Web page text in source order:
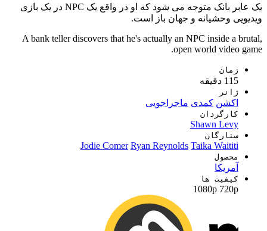
یک عابر بانک متوجه می شود که او در واقع یک NPC در یک بازی
ویدیویی وحشیانه و جهان باز است.
A bank teller discovers that he's actually an NPC inside a brutal,
open world video game.
زمان
115 دقیقه
ژانر
اکشن کمدی ماجراجویی
کارگردان
Shawn Levy
ستارگان
Jodie Comer Ryan Reynolds Taika Waititi
محصول
آمریکا
کیفیت ها
1080p 720p